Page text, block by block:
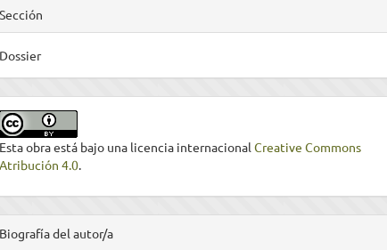
Sección
Dossier
Esta obra está bajo una licencia internacionalCreative Commons
Atribución 4.0.
Biografía del autor/a